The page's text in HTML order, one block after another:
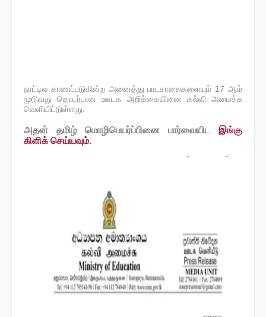
நாட்டில காணப்படுகின்ற அனைத்து பாடசாலைகளையும் 17 ஆம்
மூடுவது தொடர்பான ஊடக அறிக்கையினை கல்வி அமைச்சு
வெளியிட்டுள்ளது.
அதன் தமிழ் மொழிபெயர்ப்பினை பார்வையிட இங்கு
கிளிக் செய்யவும்.